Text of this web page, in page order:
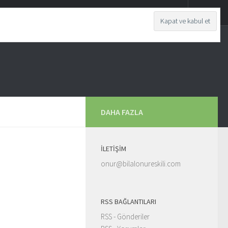
DAHA FAZLA
İLETIŞIM
onur@bilalonureskili.com
RSS BAĞLANTILARI
RSS - Gönderiler